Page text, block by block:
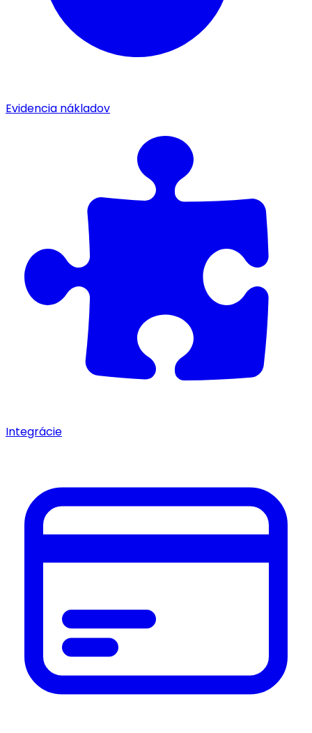
Evidencia nákladov
Integrácie